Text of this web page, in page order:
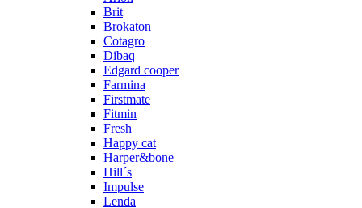
Brit
Brokaton
Cotagro
Dibaq
Edgard cooper
Farmina
Firstmate
Fitmin
Fresh
Happy cat
Harper&bone
Hill´s
Impulse
Lenda